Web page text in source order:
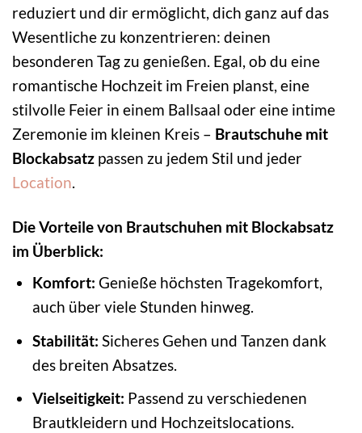
reduziert und dir ermöglicht, dich ganz auf das
Wesentliche zu konzentrieren: deinen
besonderen Tag zu genießen. Egal, ob du eine
romantische Hochzeit im Freien planst, eine
stilvolle Feier in einem Ballsaal oder eine intime
Zeremonie im kleinen Kreis – Brautschuhe mit
Blockabsatz passen zu jedem Stil und jeder
Location
Die Vorteile von Brautschuhen mit Blockabsatz
im Überblick:
Komfort: Genieße höchsten Tragekomfort,
auch über viele Stunden hinweg.
Stabilität: Sicheres Gehen und Tanzen dank
des breiten Absatzes.
Vielseitigkeit: Passend zu verschiedenen
Brautkleidern und Hochzeitslocations.